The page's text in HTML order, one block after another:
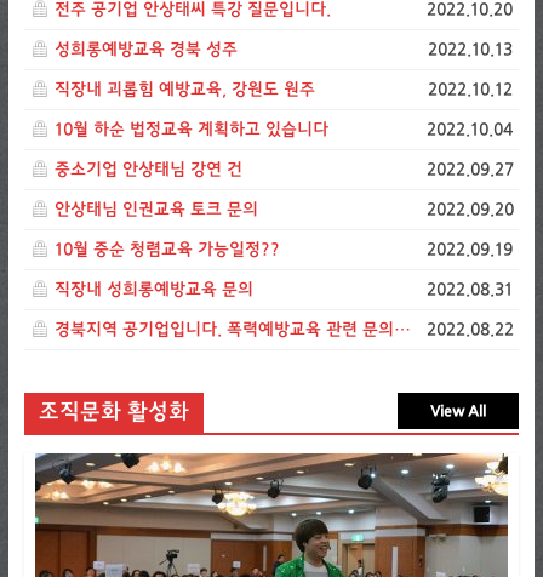
전주 공기업 안상태씨 특강 질문입니다. 2022.10.20
성희롱예방교육 경북 성주 2022.10.13
직장내 괴롭힘 예방교육, 강원도 원주 2022.10.12
10월 하순 법정교육 계획하고 있습니다 2022.10.04
중소기업 안상태님 강연 건 2022.09.27
안상태님 인권교육 토크 문의 2022.09.20
10월 중순 청렴교육 가능일정?? 2022.09.19
직장내 성희롱예방교육 문의 2022.08.31
경북지역 공기업입니다. 폭력예방교육 관련 문의드립니다. 2022.08.22
조직문화 활성화 View All